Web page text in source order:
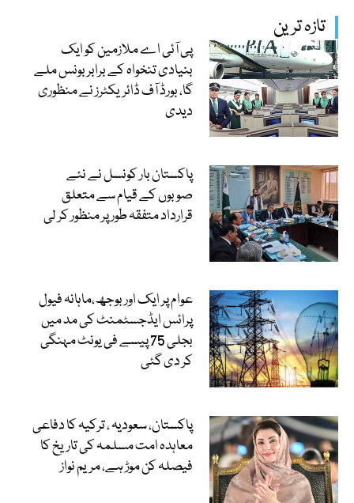
تازہ ترین
پی آئی اے ملازمین کو ایک
بنیادی تنخواہ کے برابر بونس ملے
گا، بورڈ آف ڈائریکٹرز نے منظوری
دیدی
پاکستان بار کونسل نے نئے
صوبوں کے قیام سے متعلق
قرارداد متفقہ طور پر منظور کر لی
عوام پر ایک اور بوجھ،ماہانہ فیول
پرائس ایڈجسٹمنٹ کی مد میں
بجلی 75 پیسے فی یونٹ مہنگی
کر دی گئی
پاکستان، سعودیہ ، ترکیہ کا دفاعی
معاہدہ امت مسلمہ کی تاریخ کا
فیصلہ کن موڑ ہے، مریم نواز